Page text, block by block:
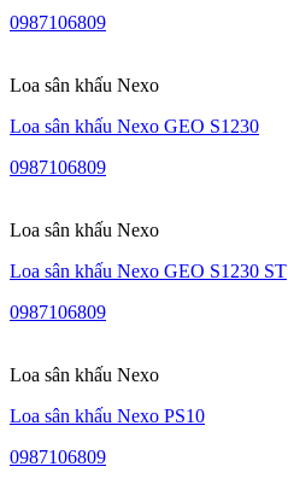
0987106809
Loa sân khấu Nexo
Loa sân khấu Nexo GEO S1230
0987106809
Loa sân khấu Nexo
Loa sân khấu Nexo GEO S1230 ST
0987106809
Loa sân khấu Nexo
Loa sân khấu Nexo PS10
0987106809